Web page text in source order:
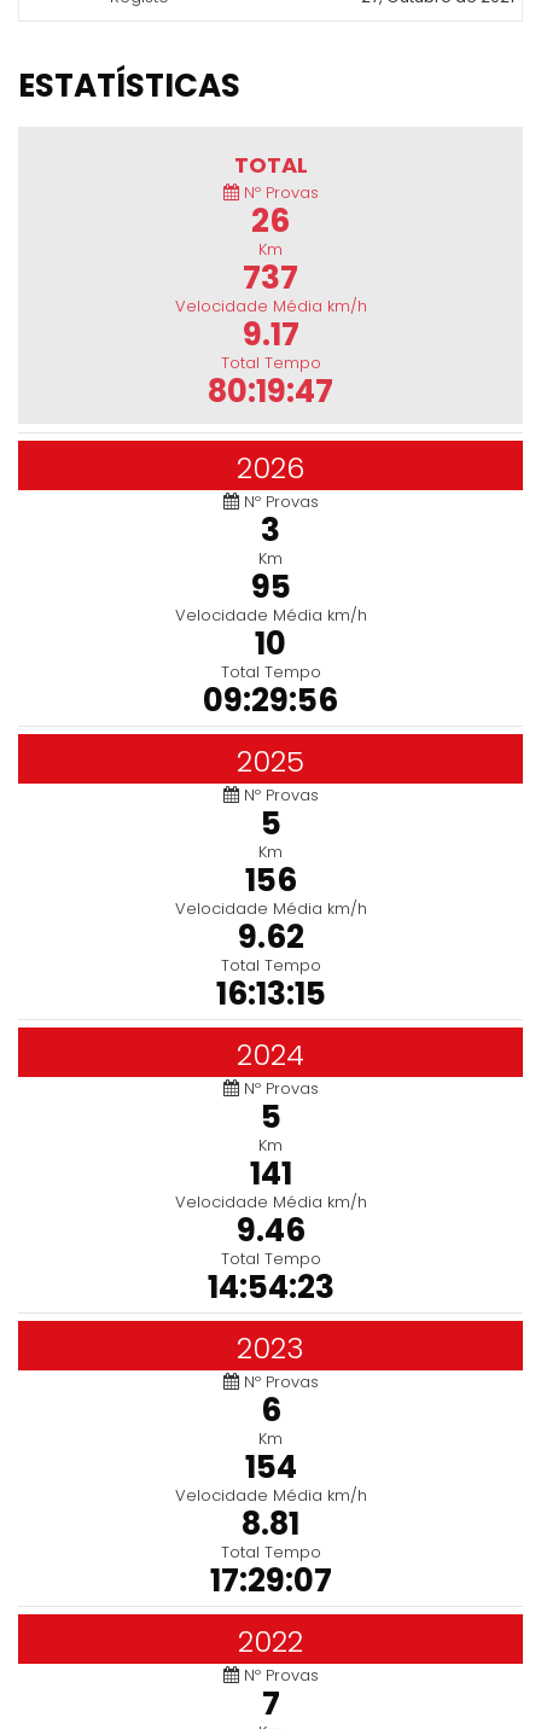
ESTATÍSTICAS
TOTAL
Nº Provas
26
Km
737
Velocidade Média km/h
9.17
Total Tempo
80:19:47
2026
Nº Provas
3
Km
95
Velocidade Média km/h
10
Total Tempo
09:29:56
2025
Nº Provas
5
Km
156
Velocidade Média km/h
9.62
Total Tempo
16:13:15
2024
Nº Provas
5
Km
141
Velocidade Média km/h
9.46
Total Tempo
14:54:23
2023
Nº Provas
6
Km
154
Velocidade Média km/h
8.81
Total Tempo
17:29:07
2022
Nº Provas
7